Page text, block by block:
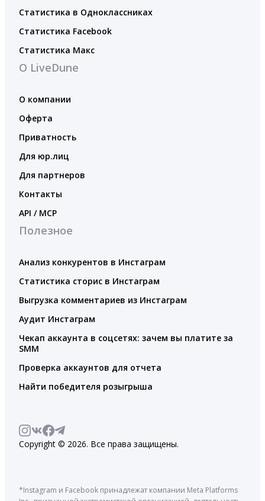
Статистика в Одноклассниках
Статистика Facebook
Статистика Макс
О LiveDune
О компании
Оферта
Приватность
Для юр.лиц
Для партнеров
Контакты
API / MCP
Полезное
Анализ конкурентов в Инстаграм
Статистика сторис в Инстаграм
Выгрузка комментариев из Инстаграм
Аудит Инстаграм
Чекап аккаунта в соцсетях: зачем вы платите за
SMM
Проверка аккаунтов для отчета
Найти победителя розыгрыша
Copyright © 2026. Все права защищены.
*Instagram и Facebook принадлежат компании Meta Platforms